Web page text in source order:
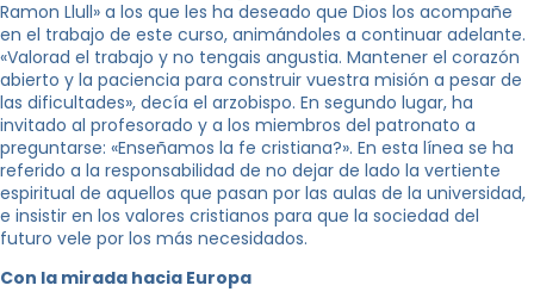
Ramon Llull» a los que les ha deseado que Dios los acompañe
en el trabajo de este curso, animándoles a continuar adelante.
«Valorad el trabajo y no tengais angustia. Mantener el corazón
abierto y la paciencia para construir vuestra misión a pesar de
las dificultades», decía el arzobispo. En segundo lugar, ha
invitado al profesorado y a los miembros del patronato a
preguntarse: «Enseñamos la fe cristiana?». En esta línea se ha
referido a la responsabilidad de no dejar de lado la vertiente
espiritual de aquellos que pasan por las aulas de la universidad,
e insistir en los valores cristianos para que la sociedad del
futuro vele por los más necesidados.
Con la mirada hacia Europa